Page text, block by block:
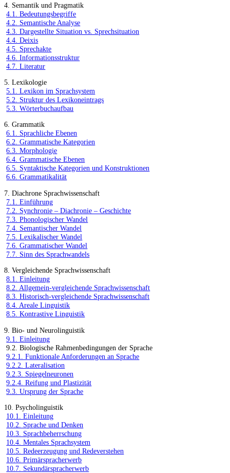
4. Semantik und Pragmatik
4.1. Bedeutungsbegriffe
4.2. Semantische Analyse
4.3. Dargestellte Situation vs. Sprechsituation
4.4. Deixis
4.5. Sprechakte
4.6. Informationsstruktur
4.7. Literatur
5. Lexikologie
5.1. Lexikon im Sprachsystem
5.2. Struktur des Lexikoneintrags
5.3. Wörterbuchaufbau
6. Grammatik
6.1. Sprachliche Ebenen
6.2. Grammatische Kategorien
6.3. Morphologie
6.4. Grammatische Ebenen
6.5. Syntaktische Kategorien und Konstruktionen
6.6. Grammatikalität
7. Diachrone Sprachwissenschaft
7.1. Einführung
7.2. Synchronie – Diachronie – Geschichte
7.3. Phonologischer Wandel
7.4. Semantischer Wandel
7.5. Lexikalischer Wandel
7.6. Grammatischer Wandel
7.7. Sinn des Sprachwandels
8. Vergleichende Sprachwissenschaft
8.1. Einleitung
8.2. Allgemein-vergleichende Sprachwissenschaft
8.3. Historisch-vergleichende Sprachwissenschaft
8.4. Areale Linguistik
8.5. Kontrastive Linguistik
9. Bio- und Neurolinguistik
9.1. Einleitung
9.2. Biologische Rahmenbedingungen der Sprache
9.2.1. Funktionale Anforderungen an Sprache
9.2.2. Lateralisation
9.2.3. Spiegelneuronen
9.2.4. Reifung und Plastizität
9.3. Ursprung der Sprache
10. Psycholinguistik
10.1. Einleitung
10.2. Sprache und Denken
10.3. Sprachbeherrschung
10.4. Mentales Sprachsystem
10.5. Redeerzeugung und Redeverstehen
10.6. Primärspracherwerb
10.7. Sekundärspracherwerb